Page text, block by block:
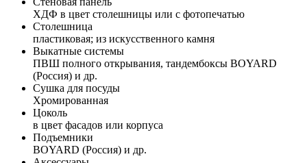
ХДФ в цвет столешницы или с фотопечатью
Столешница
пластиковая; из искусственного камня
Выкатные системы
ПВШ полного открывания, тандембоксы BOYARD
(Россия) и др.
Сушка для посуды
Хромированная
Цоколь
в цвет фасадов или корпуса
Подъемники
BOYARD (Россия) и др.